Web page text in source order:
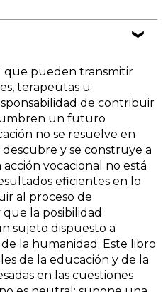
que pueden transmitir
terapeutas u
de contribuir
un futuro
no se resuelve en
y se construye a
vocacional no está
eficientes en lo
al proceso de
la posibilidad
sujeto dispuesto a
la humanidad. Este libro
de la educación y de la
en las cuestiones